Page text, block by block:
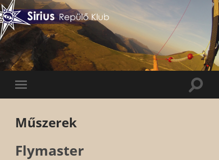
Sirius
Repülő
Klub
Mobil
menü
Műszerek
Flymaster